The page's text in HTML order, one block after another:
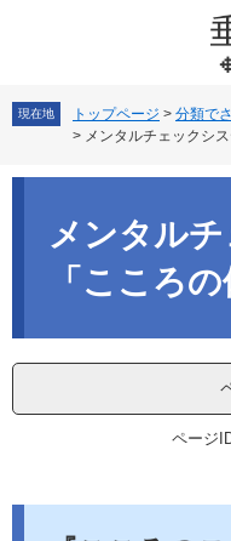
現在地 トップページ > 分類で
> メンタルチェックシ
メンタル
「こころの
ページ